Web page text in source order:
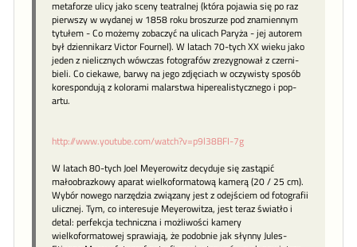
metaforze ulicy jako sceny teatralnej (która pojawia się po raz
pierwszy w wydanej w 1858 roku broszurze pod znamiennym
tytułem - Co możemy zobaczyć na ulicach Paryża - jej autorem
był dziennikarz Victor Fournel). W latach 70-tych XX wieku jako
jeden z nielicznych wówczas fotografów zrezygnował z czerni-
bieli. Co ciekawe, barwy na jego zdjęciach w oczywisty sposób
korespondują z kolorami malarstwa hiperealistycznego i pop-
artu.
http://www.youtube.com/watch?v=p9l38BFI-7g
W latach 80-tych Joel Meyerowitz decyduje się zastąpić
małoobrazkowy aparat wielkoformatową kamerą (20 / 25 cm).
Wybór nowego narzędzia związany jest z odejściem od fotografii
ulicznej. Tym, co interesuje Meyerowitza, jest teraz światło i
detal: perfekcja techniczna i możliwości kamery
wielkoformatowej sprawiają, że podobnie jak słynny Jules-